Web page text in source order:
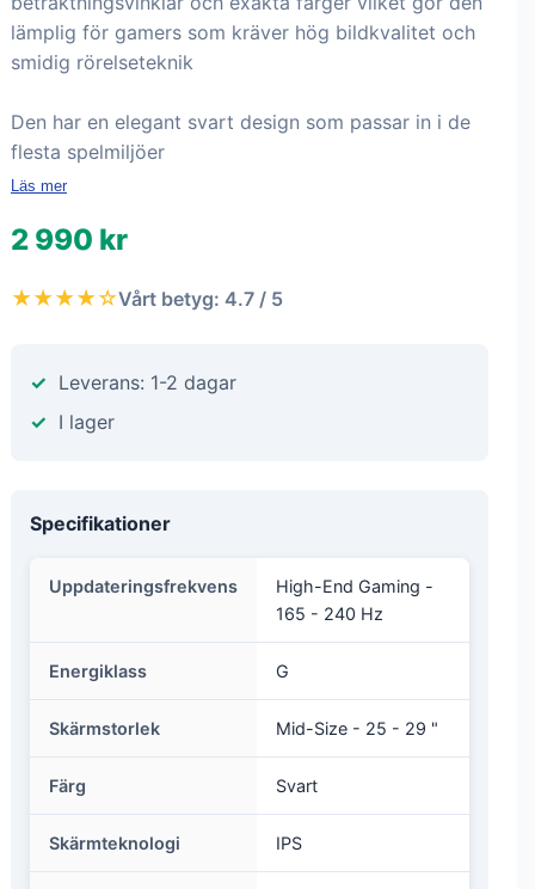
lämplig för gamers som kräver hög bildkvalitet och
smidig rörelseteknik
Den har en elegant svart design som passar in i de
flesta spelmiljöer
Läs mer
2 990 kr
★★★★☆Vårt betyg: 4.7 / 5
Leverans: 1-2 dagar
I lager
Specifikationer
Uppdateringsfrekvens
High-End Gaming -
165 - 240 Hz
Energiklass G
Skärmstorlek Mid-Size - 25 - 29 "
Färg Svart
Skärmteknologi IPS